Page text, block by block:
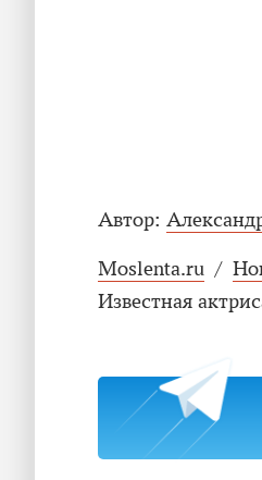
Автор:
Moslenta.ru /
Известная